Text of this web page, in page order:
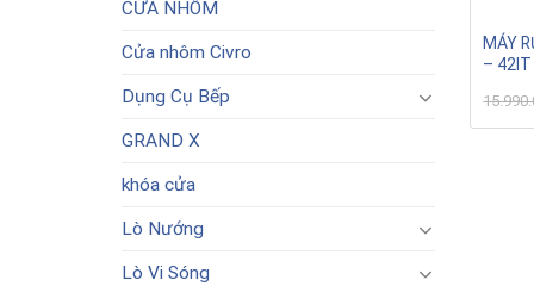
CỬA NHÔM
Cửa nhôm Civro
Dụng Cụ Bếp
GRAND X
khóa cửa
Lò Nướng
Lò Vi Sóng
MÁY
– 42IT